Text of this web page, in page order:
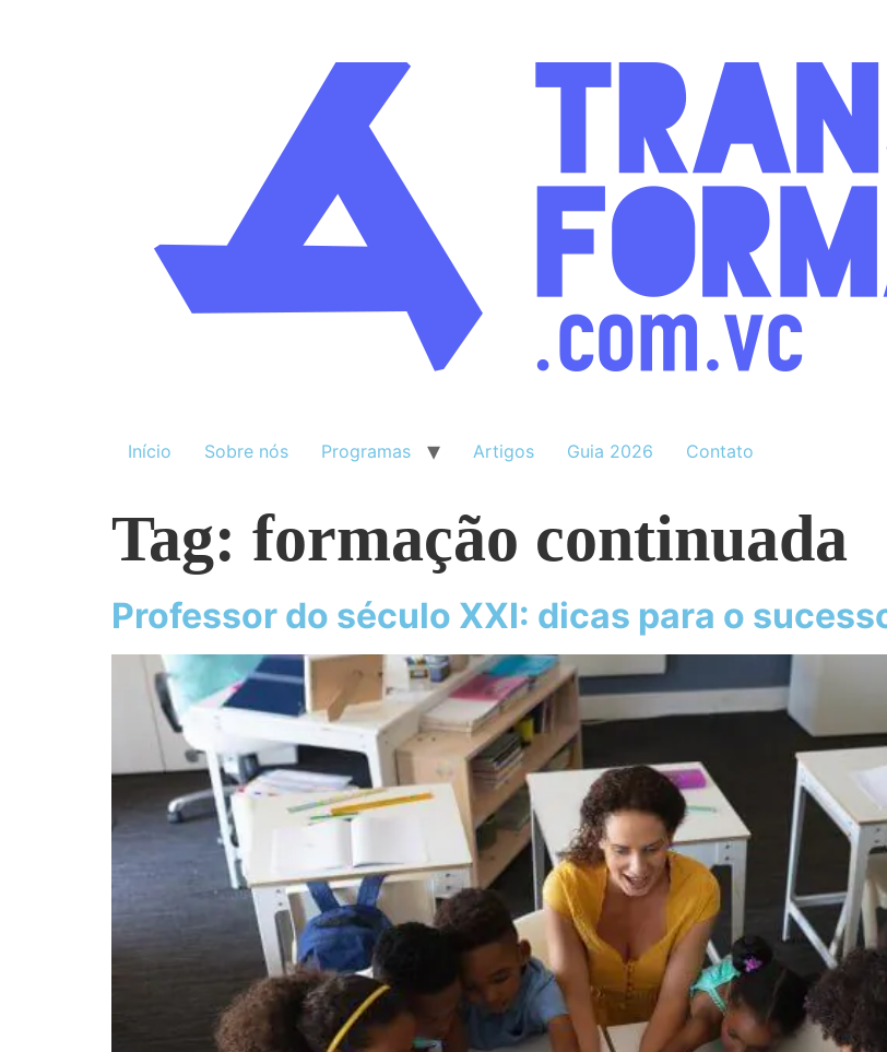
Início Sobre nós Programas Artigos Guia 2026 Contato
Tag: formação continuada
Professor do século XXI: dicas para o